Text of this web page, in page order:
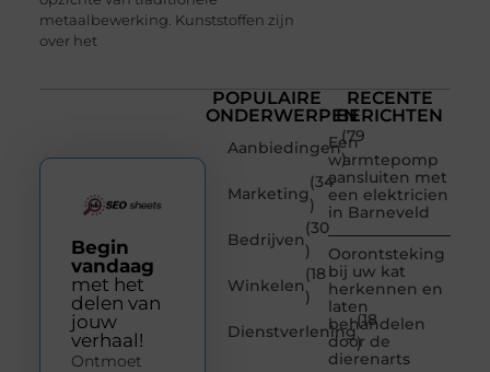
metaalbewerking. Kunststoffen zijn
over het
POPULAIRE
ONDERWERPEN
Aanbiedingen
(79
)
Marketing
(34
)
Bedrijven
(30
)
Winkelen
(18
)
Dienstverlening
(18
)
RECENTE
BERICHTEN
Een
warmtepomp
aansluiten met
een elektricien
in Barneveld
Oorontsteking
bij uw kat
herkennen en
laten
behandelen
door de
dierenarts
Begin
vandaag
met het
delen van
jouw
verhaal!
Ontmoet